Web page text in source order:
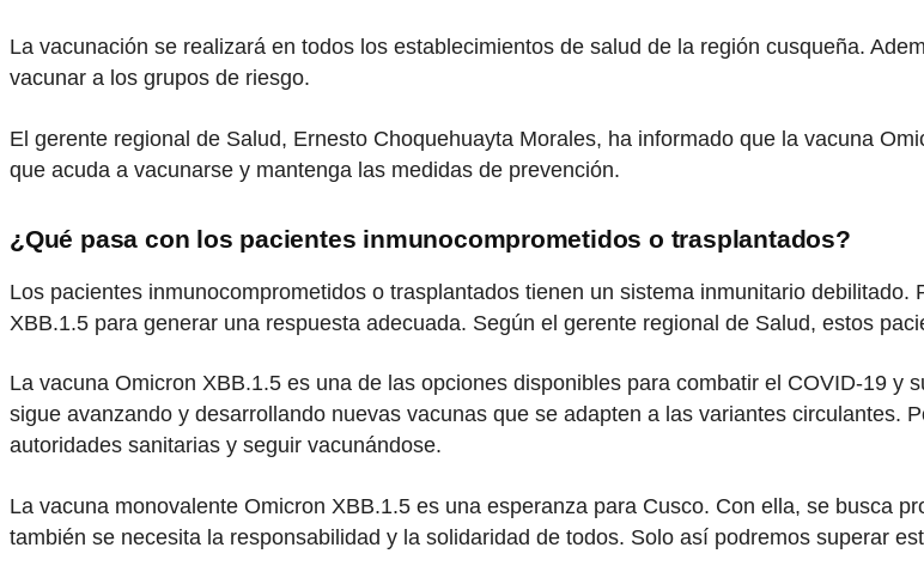
La vacunación se realizará en todos los establecimientos de salud de la región cusqueña.
vacunar a los grupos de riesgo.
El gerente regional de Salud, Ernesto Choquehuayta Morales, ha informado que la vacuna
que acuda a vacunarse y mantenga las medidas de prevención.
¿Qué pasa con los pacientes inmunocomprometidos o trasplantados?
Los pacientes inmunocomprometidos o trasplantados tienen un sistema inmunitario
XBB.1.5 para generar una respuesta adecuada. Según el gerente regional de Salud, estos
La vacuna Omicron XBB.1.5 es una de las opciones disponibles para combatir el COVID-19
sigue avanzando y desarrollando nuevas vacunas que se adapten a las variantes circulantes.
autoridades sanitarias y seguir vacunándose.
La vacuna monovalente Omicron XBB.1.5 es una esperanza para Cusco. Con ella, se busca
también se necesita la responsabilidad y la solidaridad de todos. Solo así podremos superar